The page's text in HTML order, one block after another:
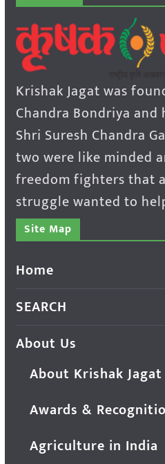
Krishak Jagat was
Chandra Bondriya
Shri Suresh Chandra
two were like minded
freedom fighters that
struggle wanted to
Site Map
Home
SEARCH
About Us
About Krishak Jagat
Awards &
Agriculture in India